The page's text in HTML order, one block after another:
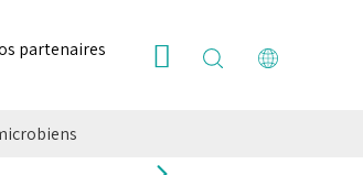
partenaires Ressources